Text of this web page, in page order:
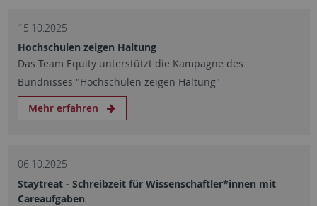
15.10.2025
Hochschulen zeigen Haltung
Das Team Equity unterstützt die Kampagne des
Bündnisses "Hochschulen zeigen Haltung"
Mehr erfahren
06.10.2025
Staytreat - Schreibzeit für Wissenschaftler*innen mit
Careaufgaben